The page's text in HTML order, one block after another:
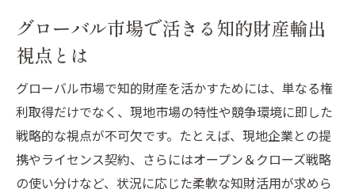
グローバル市場で活きる知的財産輸出
視点とは
グローバル市場で知的財産を活かすためには、単なる権
利取得だけでなく、現地市場の特性や競争環境に即した
戦略的な視点が不可欠です。たとえば、現地企業との提
携やライセンス契約、さらにはオープン＆クローズ戦略
の使い分けなど、状況に応じた柔軟な知財活用が求めら